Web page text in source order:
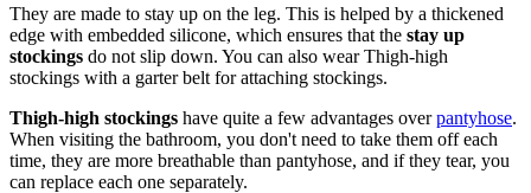
They are made to stay up on the leg. This is helped by a thickened
edge with embedded silicone, which ensures that the stay up
stockings do not slip down. You can also wear Thigh-high
stockings with a garter belt for attaching stockings.
Thigh-high stockings have quite a few advantages overpantyhose.
When visiting the bathroom, you don't need to take them off each
time, they are more breathable than pantyhose, and if they tear, you
can replace each one separately.